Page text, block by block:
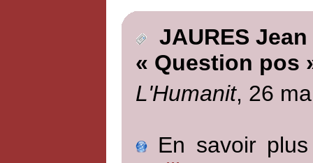
JAURES Jean
« Question pos
L'Humanit, 26
En savoir